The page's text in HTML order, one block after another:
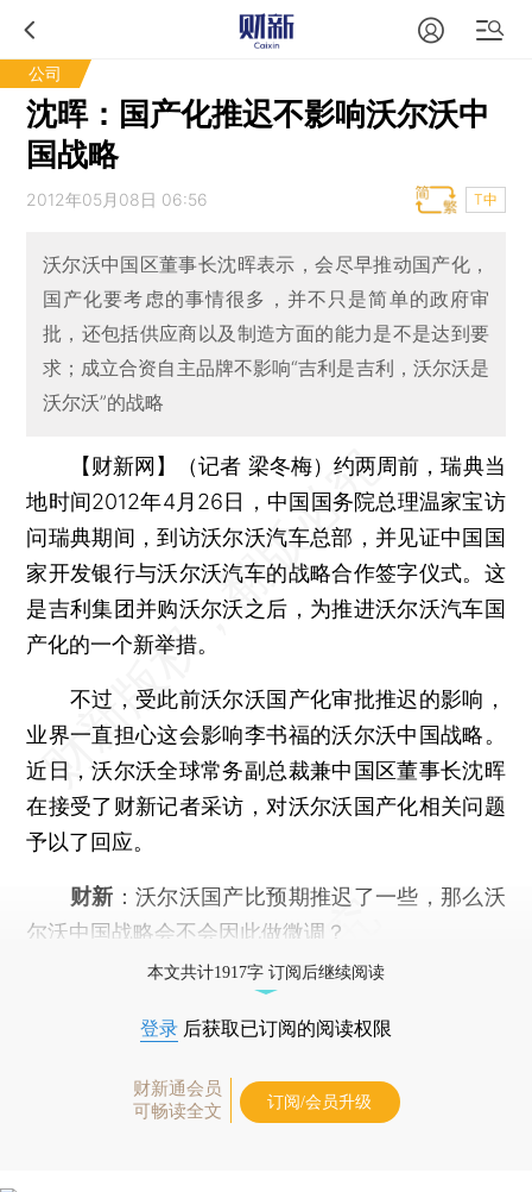
公司
沈晖：国产化推迟不影响沃尔沃中
国战略
2012年05月08日 06:56 T中
沃尔沃中国区董事长沈晖表示，会尽早推动国产化，
国产化要考虑的事情很多，并不只是简单的政府审
批，还包括供应商以及制造方面的能力是不是达到要
求；成立合资自主品牌不影响“吉利是吉利，沃尔沃是
沃尔沃”的战略
【财新网】（记者 梁冬梅） 约两周前，瑞典当
地时间2012年4月26日，中国国务院总理温家宝访
问瑞典期间，到访沃尔沃汽车总部，并见证中国国
家开发银行与沃尔沃汽车的战略合作签字仪式。这
是吉利集团并购沃尔沃之后，为推进沃尔沃汽车国
产化的一个新举措。
不过，受此前沃尔沃国产化审批推迟的影响，
业界一直担心这会影响李书福的沃尔沃中国战略。
近日，沃尔沃全球常务副总裁兼中国区董事长沈晖
在接受了财新记者采访，对沃尔沃国产化相关问题
予以了回应。
财新 ：沃尔沃国产比预期推迟了一些，那么沃
尔沃中国战略会不会因此做微调？
本文共计1917字 订阅后继续阅读
登录 后获取已订阅的阅读权限
财新通会员
可畅读全文
订阅/会员升级